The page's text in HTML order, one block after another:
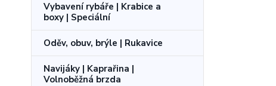
Vybavení rybáře | Krabice a
boxy | Speciální
Oděv, obuv, brýle | Rukavice
Navijáky | Kaprařina |
Volnoběžná brzda